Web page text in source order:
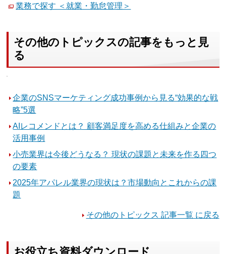
業務で探す ＜就業・勤怠管理＞
その他のトピックスの記事をもっと見
る
企業のSNSマーケティング成功事例から見る“効果的な戦
略”5選
AIレコメンドとは？ 顧客満足度を高める仕組みと企業の
活用事例
小売業界は今後どうなる？ 現状の課題と未来を作る四つ
の要素
2025年アパレル業界の現状は？市場動向とこれからの課
題
その他のトピックス 記事一覧 に戻る